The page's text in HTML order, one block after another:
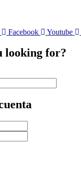
Facebook Youtube
looking for?